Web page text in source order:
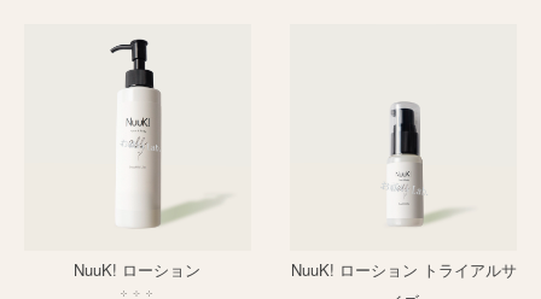
NuuK! ローション
NuuK! ローション トライアルサ